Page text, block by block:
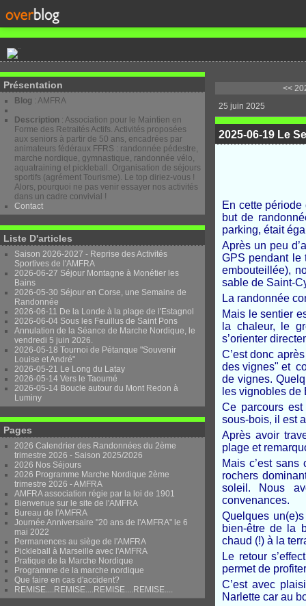
Présentation
Blog : AMFRA
Description : Association pour le Maintien en
Forme des Retraités Actifs. Activités proposées
aux seniors à partir de 50 ans, encadrées par
animateurs fédéraux FFRS : randonnée pédestre,
marche nordique, gymnastique, randonnée vélo,
aquatraining et pickleball. Organisation de séjours
sportifs (agrément Tourisme). Le top diriez-vous !
Alors, pourquoi ne pas venir essayer nos activités
dans un cadre convivial !
Contact
Liste D'articles
Saison 2026-2027 - Reprise des Activités
Sportives de l'AMFRA
2026-06-27 Séjour Montagne à Monétier les
Bains
2026-05-30 Séjour en Corse, une Semaine de
Randonnée
2026-06-11 De la Londe à la plage de l'Estagnol
2026-06-04 Sous les Feuillus de Saint Pons
Annulation de la Séance de Marche Nordique, le
vendredi 5 juin 2026.
2026-05-18 Tournoi de Pétanque "Souvenir
Louise et André"
2026-05-21 Le Long du Latay
2026-05-14 Vers le Taoumé
2026-05-14 Boucle autour du Mont Redon à
Luminy
Pages
2026 Calendrier des Randonnées du 2ème
trimestre 2026 - Saison 2025/2026
2026 Nos Séjours
2026 Programme Marche Nordique 2ème
trimestre 2026 - AMFRA
AMFRA association régie par la loi de 1901
Bienvenue sur le site de l'AMFRA
Bureau de l'AMFRA
Journée Anniversaire "20 ans de l'AMFRA" le 6
mai 2022
Permanences au siège de l'AMFRA
Pickleball à Marseille avec l'AMFRA
Pratique de la Marche Nordique
Programme de la marche nordique
Que faire en cas d'accident?
REMISE....REMISE....REMISE....REMISE....
<<
25 juin 2025
2025-06-19 Le
En cette
but de
parking, était
Après un peu
GPS pendant le
embouteillée),
sable de Saint-
La randonnée
Mais le sentier
la chaleur, le
s’orienter
C’est donc
des vignes" et
de vignes.
les vignobles de
Ce parcours
sous-bois, il est
Après avoir
plage et
Mais c’est
rochers
soleil. Nous
convenances.
Quelques
bien-être de la
chaud (!) à la
Le retour
permet de
C’est avec
Narlette car au